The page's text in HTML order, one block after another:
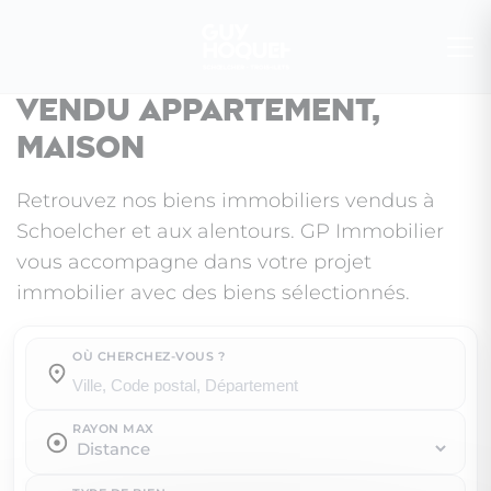
Vendu appartement,
maison
Retrouvez nos biens immobiliers vendus à
Schoelcher et aux alentours. GP Immobilier
vous accompagne dans votre projet
immobilier avec des biens sélectionnés.
OÙ CHERCHEZ-VOUS ?
RAYON MAX